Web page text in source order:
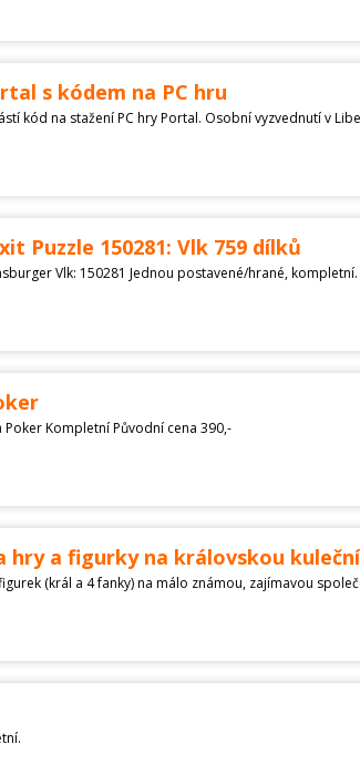
s kódem na PC hru
kód na stažení PC hry Portal. Osobní vyzvednutí v
Puzzle 150281: Vlk 759 dílků
Kompletní Původní cena 390,-
hry a figurky na královskou